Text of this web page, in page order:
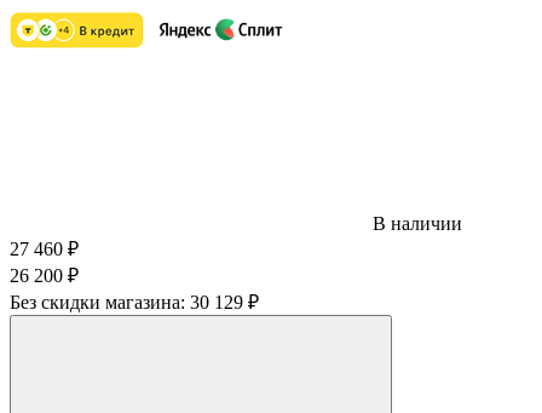
В наличии
27 460 ₽
26 200 ₽
Без скидки магазина: 30 129 ₽